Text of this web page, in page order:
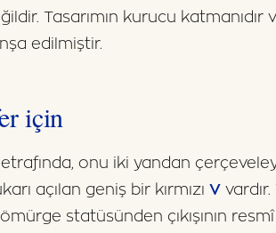
Tasarımın kurucu
edilmiştir.
için
onu iki yandan
açılan geniş bir kırmızı V
statüsünden çıkışının resmî